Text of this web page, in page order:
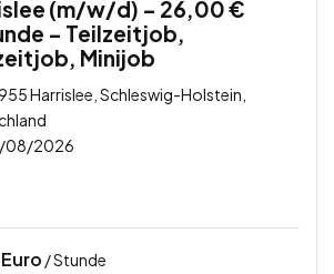
(m/w/d) – 26,00 €
– Teilzeitjob,
Minijob
Harrislee, Schleswig-Holstein,
08/2026
Euro / Stunde